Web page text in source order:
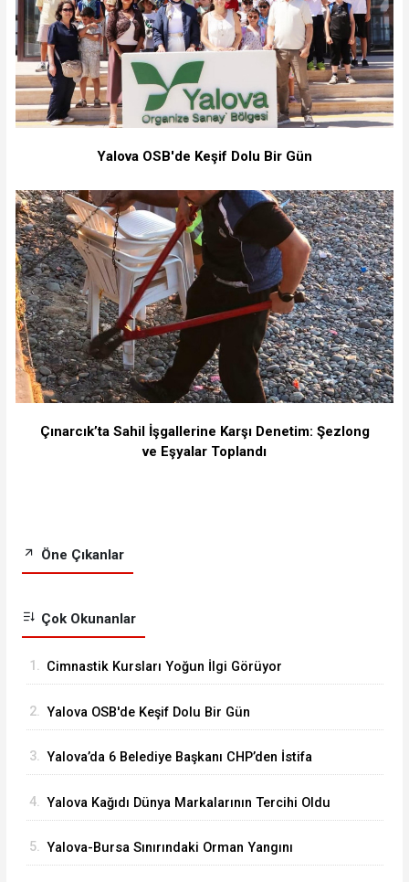
Yalova OSB'de Keşif Dolu Bir Gün
Çınarcık’ta Sahil İşgallerine Karşı Denetim: Şezlong
ve Eşyalar Toplandı
Öne Çıkanlar
Çok Okunanlar
1. Cimnastik Kursları Yoğun İlgi Görüyor
2. Yalova OSB'de Keşif Dolu Bir Gün
3. Yalova’da 6 Belediye Başkanı CHP’den İstifa
4. Yalova Kağıdı Dünya Markalarının Tercihi Oldu
5. Yalova-Bursa Sınırındaki Orman Yangını